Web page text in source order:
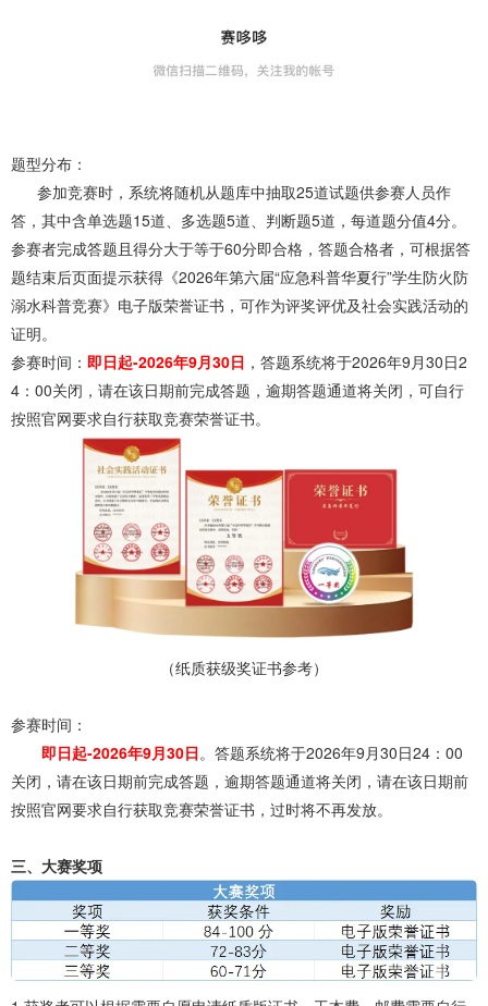
题型分布：
参加竞赛时，系统将随机从题库中抽取25道试题供参赛人员作
答，其中含单选题15道、多选题5道、判断题5道，每道题分值4分。
参赛者完成答题且得分大于等于60分即合格，答题合格者，可根据答
题结束后页面提示获得《2026年第六届“应急科普华夏行”学生防火防
溺水科普竞赛》电子版荣誉证书，可作为评奖评优及社会实践活动的
证明。
参赛时间： 即日起-2026年9月30日 ，答题系统将于2026年9月30日2
4：00关闭，请在该日期前完成答题，逾期答题通道将关闭，可自行
按照官网要求自行获取竞赛荣誉证书。
（纸质获级奖证书参考）
参赛时间：
即日起-2026年9月30日。答题系统将于2026年9月30日24：00
关闭，请在该日期前完成答题，逾期答题通道将关闭，请在该日期前
按照官网要求自行获取竞赛荣誉证书，过时将不再发放。
三、大赛奖项